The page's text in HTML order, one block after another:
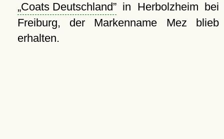
Coats Deutschland in Herbolzheim bei
Freiburg, der Markenname Mez blieb
erhalten.